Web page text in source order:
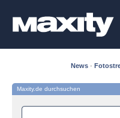
News ·
Maxity.de durchsuchen